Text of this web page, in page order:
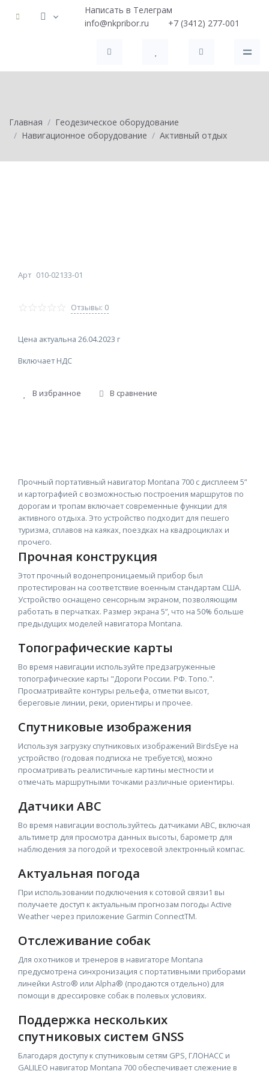
Написать в Телеграм
info@nkpribor.ru
+7 (3412) 277-001
Главная
Геодезическое оборудование
Навигационное оборудование
Активный отдых
Арт 010-02133-01
Отзывы: 0
Цена актуальна 26.04.2023 г
Включает НДС
В избранное В сравнение
Прочный портативный навигатор Montana 700 с дисплеем 5”
и картографией с возможностью построения маршрутов по
дорогам и тропам включает современные функции для
активного отдыха. Это устройство подходит для пешего
туризма, сплавов на каяках, поездках на квадроциклах и
прочего.
Прочная конструкция
Этот прочный водонепроницаемый прибор был
протестирован на соответствие военным стандартам США.
Устройство оснащено сенсорным экраном, позволяющим
работать в перчатках. Размер экрана 5”, что на 50% больше
предыдущих моделей навигатора Montana.
Топографические карты
Во время навигации используйте предзагруженные
топографические карты "Дороги России. РФ. Топо.".
Просматривайте контуры рельефа, отметки высот,
береговые линии, реки, ориентиры и прочее.
Спутниковые изображения
Используя загрузку спутниковых изображений BirdsEye на
устройство (годовая подписка не требуется), можно
просматривать реалистичные картины местности и
отмечать маршрутными точками различные ориентиры.
Датчики ABC
Во время навигации воспользуйтесь датчиками ABC, включая
альтиметр для просмотра данных высоты, барометр для
наблюдения за погодой и трехосевой электронный компас.
Актуальная погода
При использовании подключения к сотовой связи1 вы
получаете доступ к актуальным прогнозам погоды Active
Weather через приложение Garmin ConnectTM.
Отслеживание собак
Для охотников и тренеров в навигаторе Montana
предусмотрена синхронизация с портативными приборами
линейки Astro® или Alpha® (продаются отдельно) для
помощи в дрессировке собак в полевых условиях.
Поддержка нескольких
спутниковых систем GNSS
Благодаря доступу к спутниковым сетям GPS, ГЛОНАСС и
GALILEO навигатор Montana 700 обеспечивает слежение в